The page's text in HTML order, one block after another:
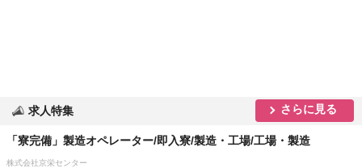
求人特集 さらに見る
「寮完備」製造オペレーター/即入寮/製造・工場/工場・製造
株式会社京栄センター